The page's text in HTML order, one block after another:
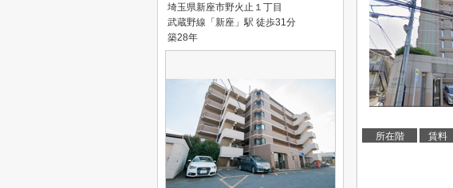
所在階 賃料
埼玉県新座市野火止１丁目
武蔵野線「新座」駅 徒歩31分
築28年